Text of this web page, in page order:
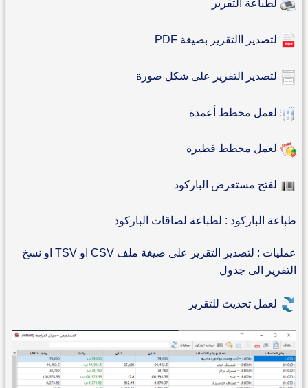
لطباعة التقرير
لتصدير االتقرير بصيغة PDF
لتصدير التقرير على شكل صورة
لعمل مخطط أعمدة
لعمل مخطط فطيرة
لفتح مستعرض الباركود
طباعة الباركود : لطباعة لصاقات الباركود
عمليات : لتصدير التقرير على صيغة ملف CSV او TSV او نسخ
التقرير الى جدول
لعمل تحديث للتقرير